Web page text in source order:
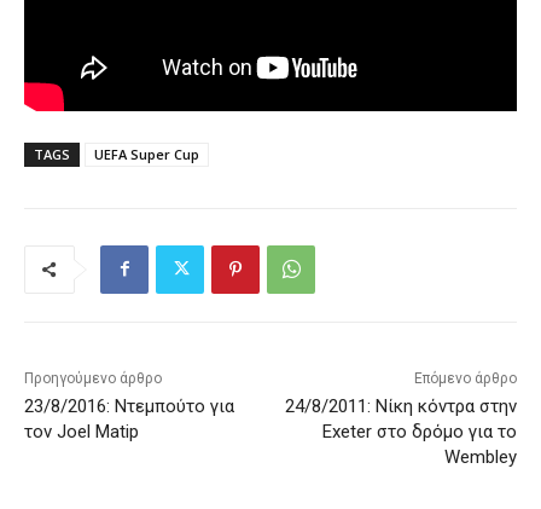
TAGS UEFA Super Cup
Προηγούμενο άρθρο
23/8/2016: Ντεμπούτο για
τον Joel Matip
Επόμενο άρθρο
24/8/2011: Νίκη κόντρα στην
Exeter στο δρόμο για το
Wembley